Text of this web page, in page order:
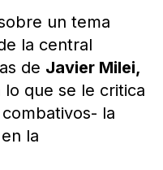
un tema
la central
de Javier Milei,
que se le critica
la
la